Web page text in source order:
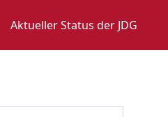
Aktueller Status der JDG